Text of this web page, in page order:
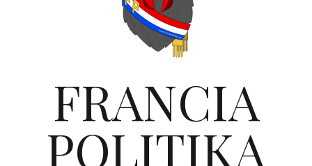
FRANCIA
POLITIKA